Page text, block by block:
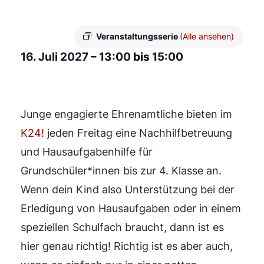
Veranstaltungsserie (Alle ansehen)
16. Juli 2027– 13:00 bis 15:00
Junge engagierte Ehrenamtliche bieten im
K24! jeden Freitag eine Nachhilfbetreuung
und Hausaufgabenhilfe für
Grundschüler*innen bis zur 4. Klasse an.
Wenn dein Kind also Unterstützung bei der
Erledigung von Hausaufgaben oder in einem
speziellen Schulfach braucht, dann ist es
hier genau richtig! Richtig ist es aber auch,